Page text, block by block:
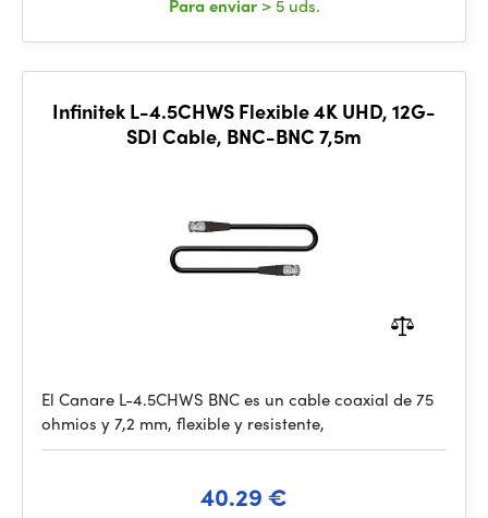
Para enviar > 5 uds.
Infinitek L-4.5CHWS Flexible 4K UHD, 12G-
SDI Cable, BNC-BNC 7,5m
El Canare L-4.5CHWS BNC es un cable coaxial de 75
ohmios y 7,2 mm, flexible y resistente,
40.29 €